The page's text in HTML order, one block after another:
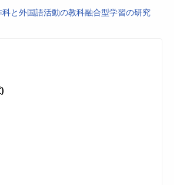
と外国語活動の教科融合型学習の研究